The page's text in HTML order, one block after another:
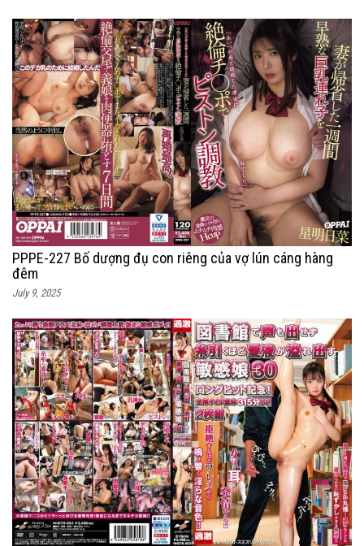
PPPE-227 Bố dượng đụ con riêng của vợ lún cáng hàng
đêm
July 9, 2025